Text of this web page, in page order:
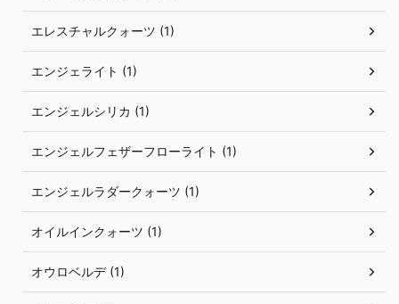
エレスチャルクォーツ (1)
エンジェライト (1)
エンジェルシリカ (1)
エンジェルフェザーフローライト (1)
エンジェルラダークォーツ (1)
オイルインクォーツ (1)
オウロベルデ (1)